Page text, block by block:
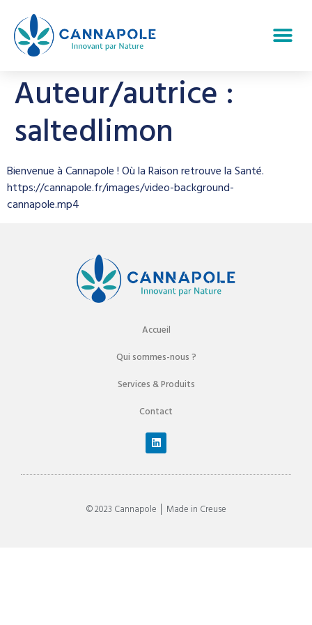
Auteur/autrice :
saltedlimon
Bienvenue à Cannapole ! Où la Raison retrouve la Santé.
https://cannapole.fr/images/video-background-
cannapole.mp4
Accueil
Qui sommes-nous ?
Services & Produits
Contact
© 2023 Cannapole │ Made in Creuse